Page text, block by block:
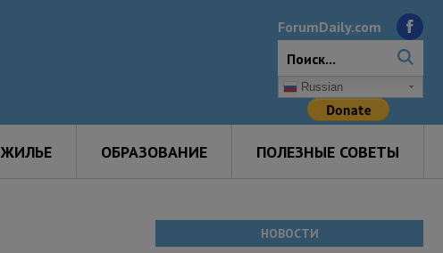
ForumDaily.com
Russian
ЖИЛЬЕ ОБРАЗОВАНИЕ ПОЛЕЗНЫЕ СОВЕТЫ
НОВОСТИ